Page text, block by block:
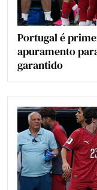
Portugal é
apuramento
garantido